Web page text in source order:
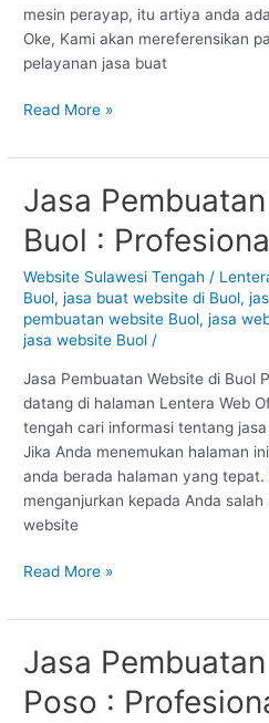
mesin perayap, itu artiya anda
Oke, Kami akan mereferensikan
pelayanan jasa buat
Read More »
Jasa
Buol :
Website Sulawesi Tengah /
Buol,jasa buat website di Buol,
pembuatan website Buol,jasa
jasa website Buol /
Jasa Pembuatan Website di Buol
datang di halaman Lentera Web
tengah cari informasi tentang
Jika Anda menemukan halaman
anda berada halaman yang tepat.
menganjurkan kepada Anda
website
Jasa
Pembuatan
Website
Buol
:
Profesional
Read More »
Jasa
Poso :
Jasa
Pembuatan
Website